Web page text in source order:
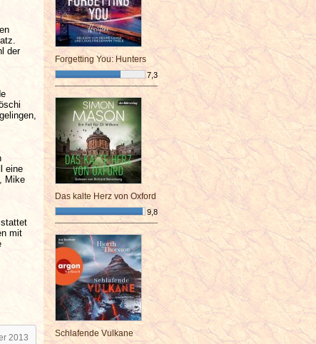
der
eine
Mike
mit
2013
Forgetting You: Hunters
7,3
¯¯¯¯¯¯¯¯¯¯¯¯¯¯¯¯¯¯¯¯¯¯¯¯
Das kalte Herz von Oxford
9,8
¯¯¯¯¯¯¯¯¯¯¯¯¯¯¯¯¯¯¯¯¯¯¯¯
Schlafende Vulkane